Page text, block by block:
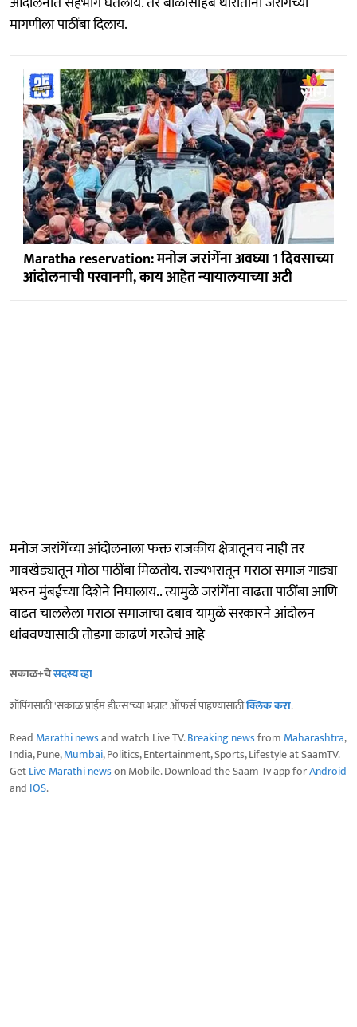
मागणीला पाठींबा दिलाय.
Maratha reservation: मनोज जरांगेंना अवघ्या 1 दिवसाच्या
आंदोलनाची परवानगी, काय आहेत न्यायालयाच्या अटी
मनोज जरांगेंच्या आंदोलनाला फक्त राजकीय क्षेत्रातूनच नाही तर
गावखेड्यातून मोठा पाठींबा मिळतोय. राज्यभरातून मराठा समाज गाड्या
भरुन मुंबईच्या दिशेने निघालाय.. त्यामुळे जरांगेंना वाढता पाठींबा आणि
वाढत चाललेला मराठा समाजाचा दबाव यामुळे सरकारने आंदोलन
थांबवण्यासाठी तोडगा काढणं गरजेचं आहे
सकाळ+चेसदस्य व्हा
शॉपिंगसाठी 'सकाळ प्राईम डील्स'च्या भन्नाट ऑफर्स पाहण्यासाठीक्लिक करा.
Read Marathi newsand watch Live TV.Breaking newsfrom Maharashtra,
India, Pune,Mumbai, Politics, Entertainment, Sports, Lifestyle at SaamTV.
GetLive Marathi newson Mobile. Download the Saam Tv app forAndroid
and IOS.